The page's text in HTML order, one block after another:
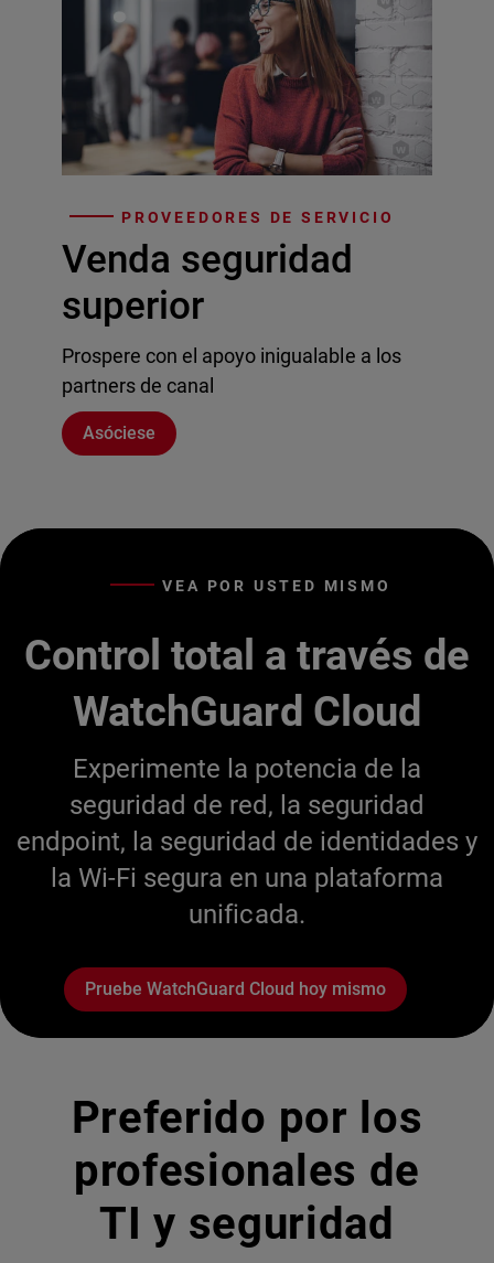
PROVEEDORES DE SERVICIO
Venda seguridad
superior
Prospere con el apoyo inigualable a los
partners de canal
Asóciese
VEA POR USTED MISMO
Control total a través de
WatchGuard Cloud
Experimente la potencia de la
seguridad de red, la seguridad
endpoint, la seguridad de identidades y
la Wi-Fi segura en una plataforma
unificada.
Pruebe WatchGuard Cloud hoy mismo
Preferido por los
profesionales de
TI y seguridad